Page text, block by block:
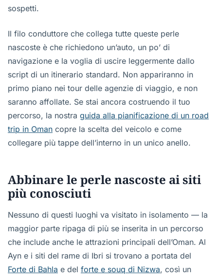
sospetti.
Il filo conduttore che collega tutte queste perle
nascoste è che richiedono un’auto, un po’ di
navigazione e la voglia di uscire leggermente dallo
script di un itinerario standard. Non appariranno in
primo piano nei tour delle agenzie di viaggio, e non
saranno affollate. Se stai ancora costruendo il tuo
percorso, la nostra guida alla pianificazione di un road
trip in Oman copre la scelta del veicolo e come
collegare più tappe dell’interno in un unico anello.
Abbinare le perle nascoste ai siti
più conosciuti
Nessuno di questi luoghi va visitato in isolamento — la
maggior parte ripaga di più se inserita in un percorso
che include anche le attrazioni principali dell’Oman. Al
Ayn e i siti del rame di Ibri si trovano a portata del
Forte di Bahla e del forte e souq di Nizwa, così un